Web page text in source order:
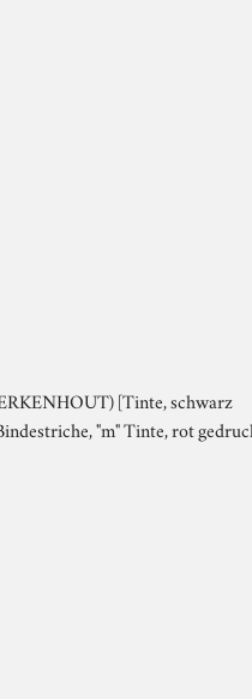
[Tinte, schwarz
"m" Tinte, rot